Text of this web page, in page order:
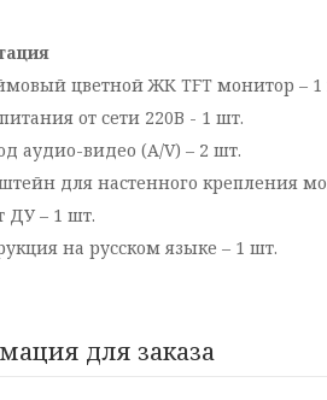
цветной ЖК TFT монитор – 1
от сети 220В - 1 шт.
аудио-видео (А/V) – 2 шт.
для настенного крепления
– 1 шт.
на русском языке – 1 шт.
для заказа